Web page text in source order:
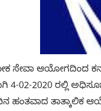
ಆಯೋಗದಿಂದ
4-02-2020 ರಲ್ಲಿ
ತಾತ್ಕಾಲಿಕ